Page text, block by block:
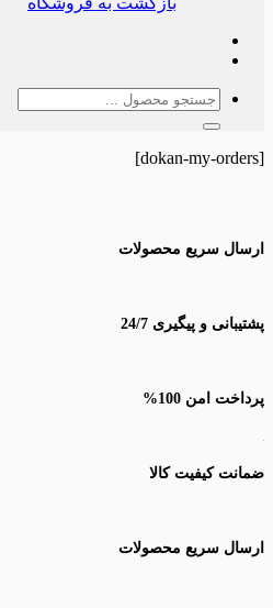
جستجو
[dokan-my-orders]
ارسال سریع محصولات
پشتیبانی و پیگیری 24/7
پرداخت امن 100%
ضمانت کیفیت کالا
ارسال سریع محصولات